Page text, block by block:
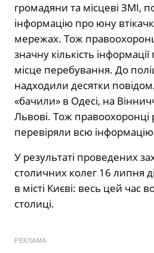
громадяни та місцеві
інформацію про юну
мережах. Тож
значну кількість
місце перебування. До
надходили десятки
«бачили» в Одесі, на
Львові. Тож правоохоронці
перевіряли всю
У результаті проведених
столичних колег 16 липня
в місті Києві: весь цей час
столиці.
РЕКЛАМА